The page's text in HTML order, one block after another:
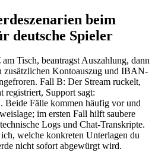
beim
deutsche Spieler
Tisch, beantragst Auszahlung, dann
zusätzlichen Kontoauszug und IBAN-
Fall B: Der Stream ruckelt,
registriert, Support sagt:
Beide Fälle kommen häufig vor und
im ersten Fall hilft saubere
Logs und Chat-Transkripte.
welche konkreten Unterlagen du
nicht sofort abgewürgt wird.